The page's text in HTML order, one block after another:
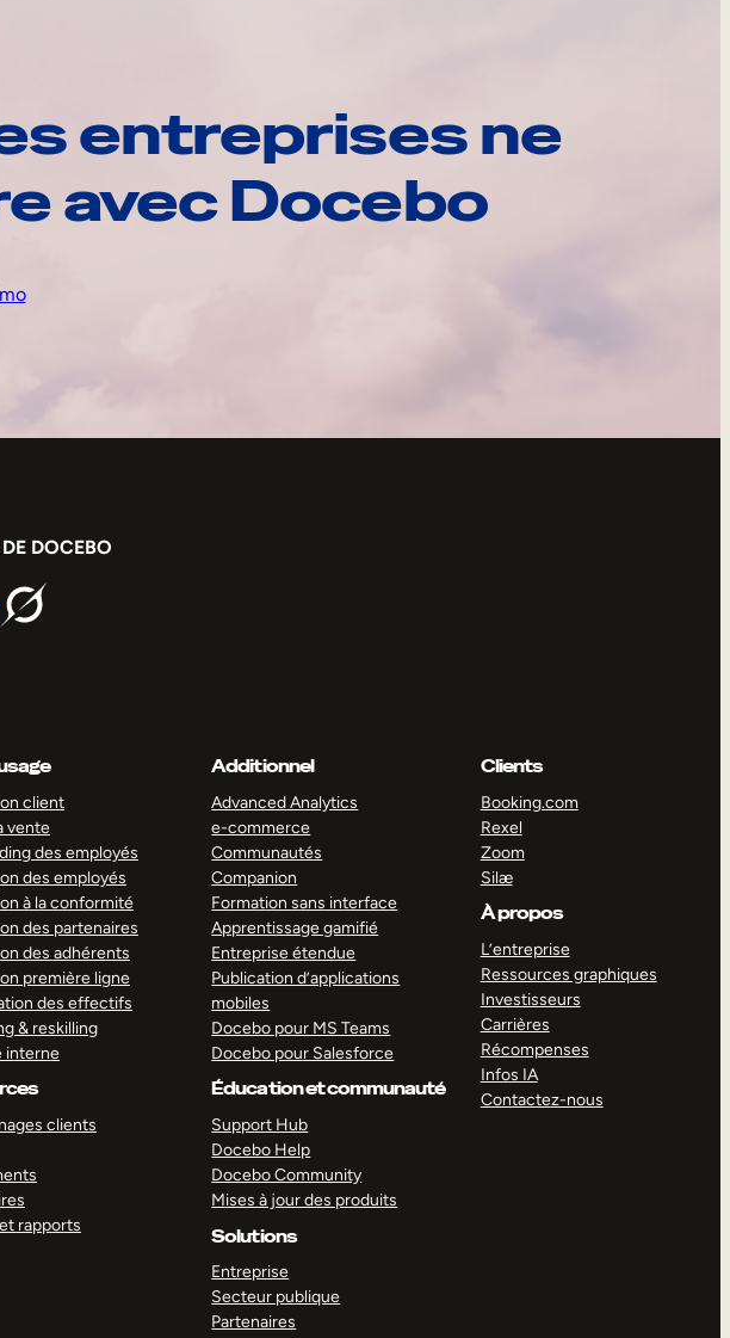
entreprises ne
avec Docebo
DOCEBO
client
vente
des employés
des employés
à la conformité
des partenaires
des adhérents
première ligne
des effectifs
& reskilling
interne
clients
rapports
Additionnel
Advanced Analytics
e-commerce
Communautés
Companion
Formation sans interface
Apprentissage gamifié
Entreprise étendue
Publication d’applications
mobiles
Docebo pour MS Teams
Docebo pour Salesforce
Éducation et communauté
Support Hub
Docebo Help
Docebo Community
Mises à jour des produits
Solutions
Entreprise
Secteur publique
Partenaires
Clients
Booking.com
Rexel
Zoom
Silæ
À propos
L’entreprise
Ressources graphiques
Investisseurs
Carrières
Récompenses
Infos IA
Contactez-nous